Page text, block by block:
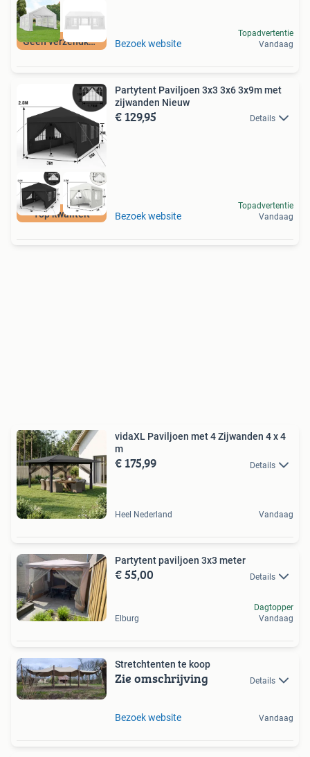
Geen verzendkosten Bezoek website
Topadvertentie
Vandaag
Top kwaliteit
Partytent Paviljoen 3x3 3x6 3x9m met
zijwanden Nieuw
€ 129,95 Details
Bezoek website
Topadvertentie
Vandaag
vidaXL Paviljoen met 4 Zijwanden 4 x 4
m
€ 175,99 Details
Heel Nederland Vandaag
Partytent paviljoen 3x3 meter
€ 55,00 Details
Elburg
Dagtopper
Vandaag
Stretchtenten te koop
Zie omschrijving Details
Bezoek website Vandaag